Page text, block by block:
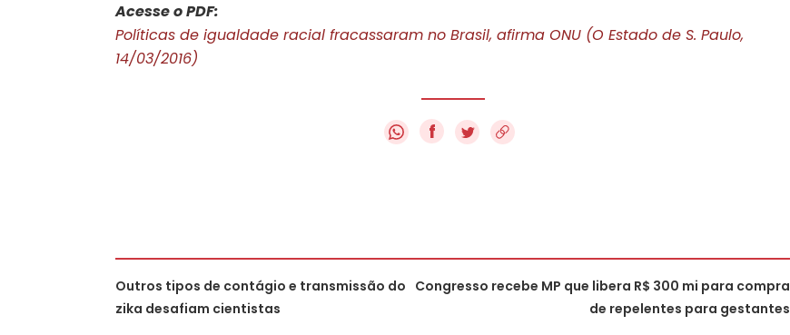
Acesse o PDF:
Políticas de igualdade racial fracassaram no Brasil, afirma ONU (O Estado de S. Paulo,
14/03/2016)
f
Outros tipos de contágio e transmissão do
zika desafiam cientistas
Congresso recebe MP que libera R$ 300 mi para compra
de repelentes para gestantes